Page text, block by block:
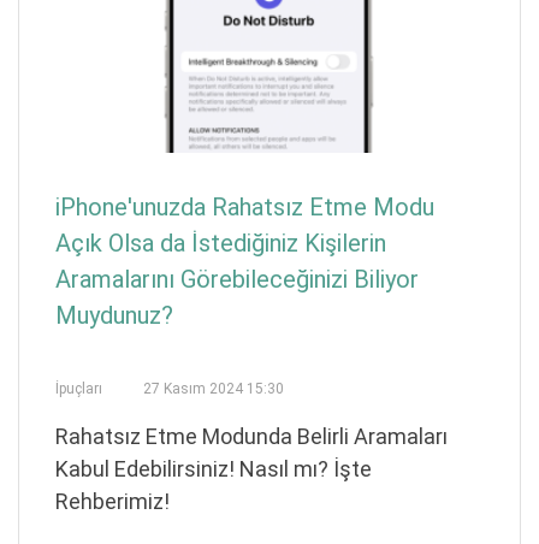
iPhone'unuzda Rahatsız Etme Modu
Açık Olsa da İstediğiniz Kişilerin
Aramalarını Görebileceğinizi Biliyor
Muydunuz?
İpuçları 27 Kasım 2024 15:30
Rahatsız Etme Modunda Belirli Aramaları
Kabul Edebilirsiniz! Nasıl mı? İşte
Rehberimiz!